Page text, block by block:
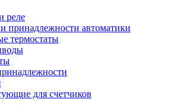
реле
принадлежности автоматики
термостаты
для счетчиков